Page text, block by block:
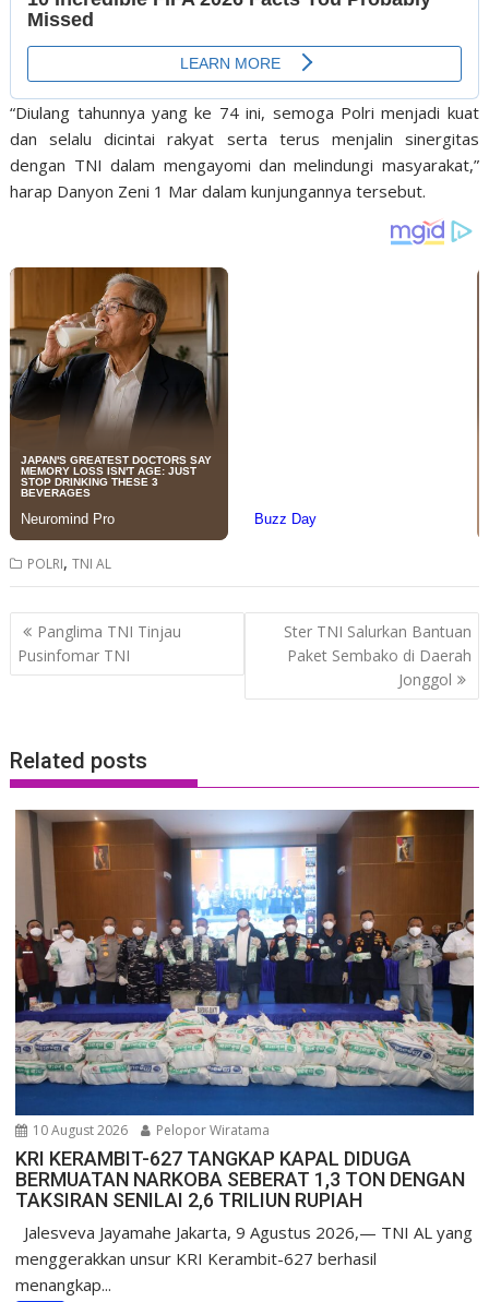
“Diulang tahunnya yang ke 74 ini, semoga Polri menjadi kuat
dan selalu dicintai rakyat serta terus menjalin sinergitas
dengan TNI dalam mengayomi dan melindungi masyarakat,”
harap Danyon Zeni 1 Mar dalam kunjungannya tersebut.
POLRI,TNI AL
Post
navigation
Panglima TNI Tinjau
Pusinfomar TNI
Ster TNI Salurkan Bantuan
Paket Sembako di Daerah
Jonggol
Related posts
10 August 2026 Pelopor Wiratama
KRI KERAMBIT-627 TANGKAP KAPAL DIDUGA
BERMUATAN NARKOBA SEBERAT 1,3 TON DENGAN
TAKSIRAN SENILAI 2,6 TRILIUN RUPIAH
Jalesveva Jayamahe Jakarta, 9 Agustus 2026,— TNI AL yang
menggerakkan unsur KRI Kerambit-627 berhasil
menangkap...